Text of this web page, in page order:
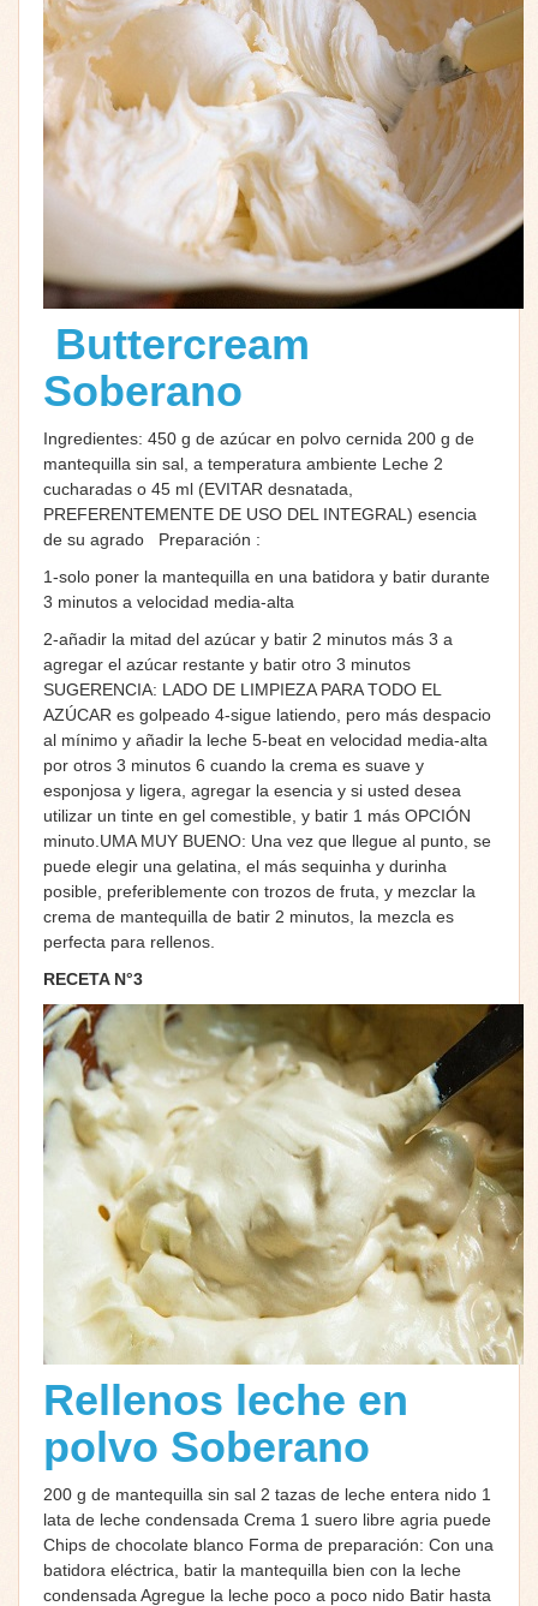
Buttercream
Soberano
Ingredientes: 450 g de azúcar en polvo cernida 200 g de
mantequilla sin sal, a temperatura ambiente Leche 2
cucharadas o 45 ml (EVITAR desnatada,
PREFERENTEMENTE DE USO DEL INTEGRAL) esencia
de su agrado Preparación :
1-solo poner la mantequilla en una batidora y batir durante
3 minutos a velocidad media-alta
2-añadir la mitad del azúcar y batir 2 minutos más 3 a
agregar el azúcar restante y batir otro 3 minutos
SUGERENCIA: LADO DE LIMPIEZA PARA TODO EL
AZÚCAR es golpeado 4-sigue latiendo, pero más despacio
al mínimo y añadir la leche 5-beat en velocidad media-alta
por otros 3 minutos 6 cuando la crema es suave y
esponjosa y ligera, agregar la esencia y si usted desea
utilizar un tinte en gel comestible, y batir 1 más OPCIÓN
minuto.UMA MUY BUENO: Una vez que llegue al punto, se
puede elegir una gelatina, el más sequinha y durinha
posible, preferiblemente con trozos de fruta, y mezclar la
crema de mantequilla de batir 2 minutos, la mezcla es
perfecta para rellenos.
RECETA N°3
Rellenos leche en
polvo Soberano
200 g de mantequilla sin sal 2 tazas de leche entera nido 1
lata de leche condensada Crema 1 suero libre agria puede
Chips de chocolate blanco Forma de preparación: Con una
batidora eléctrica, batir la mantequilla bien con la leche
condensada Agregue la leche poco a poco nido Batir hasta